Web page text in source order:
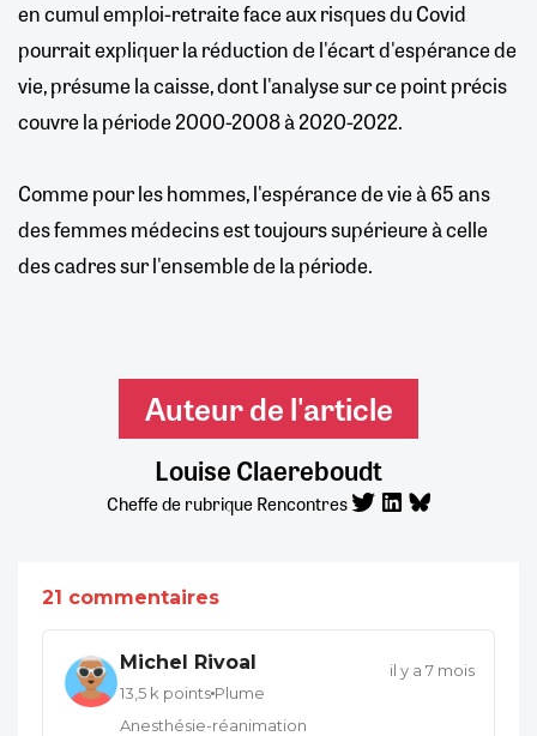
en cumul emploi-retraite face aux risques du Covid
pourrait expliquer la réduction de l'écart d'espérance de
vie, présume la caisse, dont l'analyse sur ce point précis
couvre la période 2000-2008 à 2020-2022.
Comme pour les hommes, l'espérance de vie à 65 ans
des femmes médecins est toujours supérieure à celle
des cadres sur l'ensemble de la période.
Auteur de l'article
Louise Claereboudt
Cheffe de rubrique Rencontres
21 commentaires
Michel Rivoal
13,5 k points Plume
Anesthésie-réanimation
il y a 7 mois